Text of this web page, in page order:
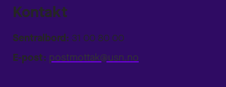
Kontakt
Sentralbord: 31 00 80 00
E-post: postmottak@usn.no